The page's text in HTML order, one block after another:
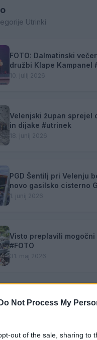
Do Not Process My
out of the sale, sharing to
Utrinki
FOTO: Dalmatinski
družbi Klape Kampanel
10. julij 2026
Velenjski župan sprejel
in dijake #utrinek
18. junij 2026
PGD Šentilj pri Velenju
novo gasilsko cisterno
1. junij 2026
Visto preplavili
#FOTO
31. maj 2026
odgovoren za